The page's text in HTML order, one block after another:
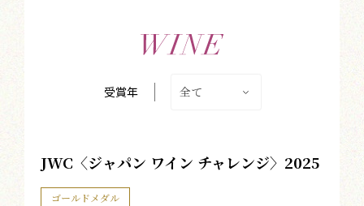
受賞年 全て
JWC〈ジャパン ワイン チャレンジ〉2025
ゴールドメダル